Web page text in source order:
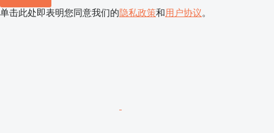
单击此处即表明您同意我们的隐私政策和用户协议。